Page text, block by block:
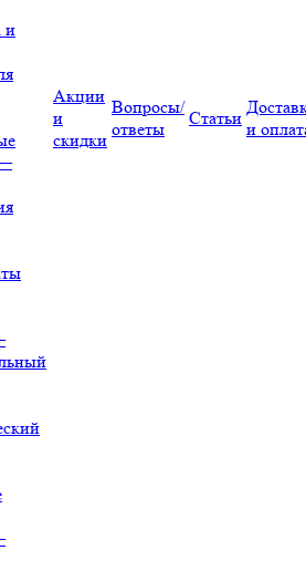
и
Акции
и
скидки
Вопросы/
ответы
Статьи
и